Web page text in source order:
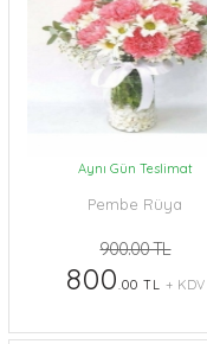
Aynı Gün Teslimat
Pembe Rüya
900.00 TL
800.00 TL + KDV